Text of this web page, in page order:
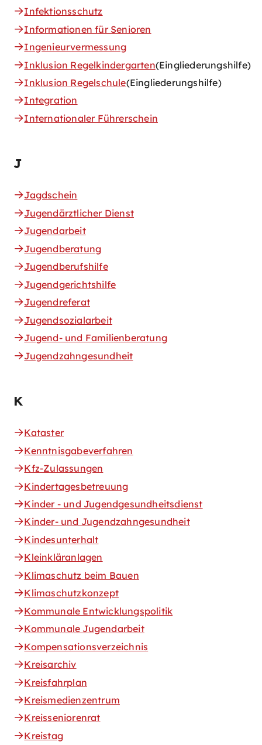
Infektionsschutz
Informationen für Senioren
Ingenieurvermessung
Inklusion Regelkindergarten(Eingliederungshilfe)
Inklusion Regelschule(Eingliederungshilfe)
Integration
Internationaler Führerschein
J
Jagdschein
Jugendärztlicher Dienst
Jugendarbeit
Jugendberatung
Jugendberufshilfe
Jugendgerichtshilfe
Jugendreferat
Jugendsozialarbeit
Jugend- und Familienberatung
Jugendzahngesundheit
K
Kataster
Kenntnisgabeverfahren
Kfz-Zulassungen
Kindertagesbetreuung
Kinder - und Jugendgesundheitsdienst
Kinder- und Jugendzahngesundheit
Kindesunterhalt
Kleinkläranlagen
Klimaschutz beim Bauen
Klimaschutzkonzept
Kommunale Entwicklungspolitik
Kommunale Jugendarbeit
Kompensationsverzeichnis
Kreisarchiv
Kreisfahrplan
Kreismedienzentrum
Kreisseniorenrat
Kreistag